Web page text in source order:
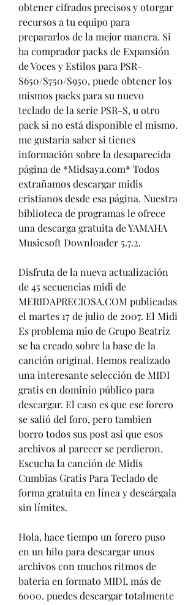
obtener cifrados precisos y otorgar
recursos a tu equipo para
prepararlos de la mejor manera. Si
ha comprador packs de Expansión
de Voces y Estilos para PSR-
S650/S750/S950, puede obtener los
mismos packs para su nuevo
teclado de la serie PSR-S, u otro
pack si no está disponible el mismo.
me gustaría saber si tienes
información sobre la desaparecida
página de *Midsaya.com* Todos
extrañamos descargar midis
cristianos desde esa página. Nuestra
biblioteca de programas le ofrece
una descarga gratuita de YAMAHA
Musicsoft Downloader 5.7.2.
Disfruta de la nueva actualización
de 45 secuencias midi de
MERIDAPRECIOSA.COM publicadas
el martes 17 de julio de 2007. El Midi
Es problema mio de Grupo Beatriz
se ha creado sobre la base de la
canción original. Hemos realizado
una interesante selección de MIDI
gratis en dominio público para
descargar. El caso es que ese forero
se salió del foro, pero tambien
borro todos sus post asi que esos
archivos al parecer se perdieron.
Escucha la canción de Midis
Cumbias Gratis Para Teclado de
forma gratuita en línea y descárgala
sin límites.
Hola, hace tiempo un forero puso
en un hilo para descargar unos
archivos con muchos ritmos de
bateria en formato MIDI, más de
6000. puedes descargar totalmente